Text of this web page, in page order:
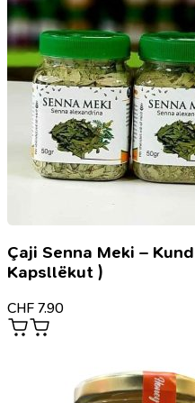
Çaji Senna Meki –
Kapsllëkut )
CHF 7.90